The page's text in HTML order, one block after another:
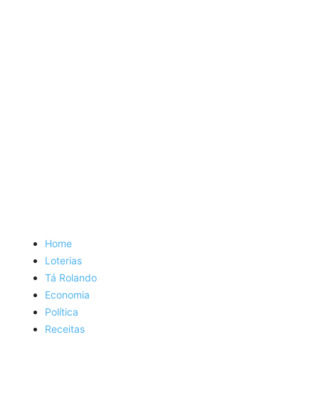
Home
Loterias
Tá Rolando
Economia
Política
Receitas